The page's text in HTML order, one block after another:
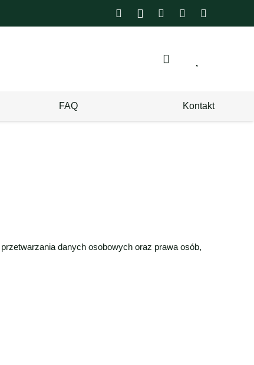
FAQ Kontakt
danych osobowych oraz prawa osób,